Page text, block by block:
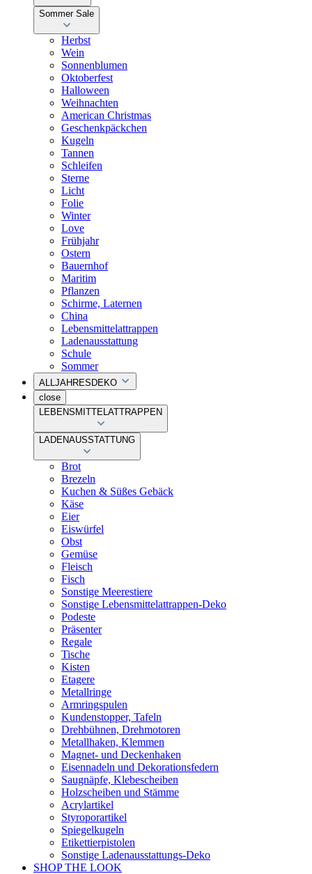
Sommer Sale
Herbst
Wein
Sonnenblumen
Oktoberfest
Halloween
Weihnachten
American Christmas
Geschenkpäckchen
Kugeln
Tannen
Schleifen
Sterne
Licht
Folie
Winter
Love
Frühjahr
Ostern
Bauernhof
Maritim
Pflanzen
Schirme, Laternen
China
Lebensmittelattrappen
Ladenausstattung
Schule
Sommer
ALLJAHRESDEKO
close
LEBENSMITTELATTRAPPEN
LADENAUSSTATTUNG
Brot
Brezeln
Kuchen & Süßes Gebäck
Käse
Eier
Eiswürfel
Obst
Gemüse
Fleisch
Fisch
Sonstige Meerestiere
Sonstige Lebensmittelattrappen-Deko
Podeste
Präsenter
Regale
Tische
Kisten
Etagere
Metallringe
Armringspulen
Kundenstopper, Tafeln
Drehbühnen, Drehmotoren
Metallhaken, Klemmen
Magnet- und Deckenhaken
Eisennadeln und Dekorationsfedern
Saugnäpfe, Klebescheiben
Holzscheiben und Stämme
Acrylartikel
Styroporartikel
Spiegelkugeln
Etikettierpistolen
Sonstige Ladenausstattungs-Deko
SHOP THE LOOK